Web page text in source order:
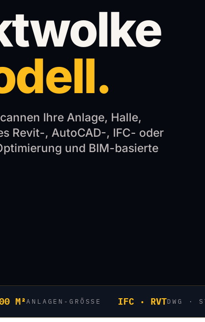
Ihre Anlage, Halle,
Revit-, AutoCAD-, IFC- oder
und BIM-basierte
M²ANLAGEN-GRÖSSE IFC · RVTDWG ·